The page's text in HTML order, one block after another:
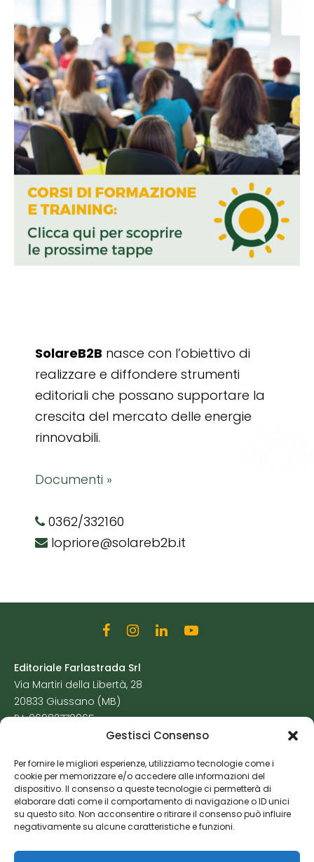
Gestisci Consenso
Per fornire le migliori esperienze, utilizziamo tecnologie come i
cookie per memorizzare e/o accedere alle informazioni del
dispositivo. Il consenso a queste tecnologie ci permetterà di
elaborare dati come il comportamento di navigazione o ID unici
su questo sito. Non acconsentire o ritirare il consenso può influire
negativamente su alcune caratteristiche e funzioni.
SolareB2B nasce con l’obiettivo di
realizzare e diffondere strumenti
editoriali che possano supportare la
crescita del mercato delle energie
rinnovabili.
Documenti »
0362/332160
lopriore@solareb2b.it
Editoriale Farlastrada Srl
Via Martiri della Libertà, 28
20833 Giussano (MB)
P.I. 06982770965
Cookie Policy
Risorse Aggiuntive